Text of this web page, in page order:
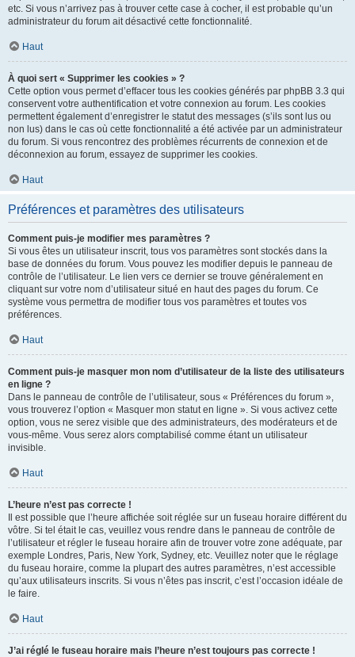
etc. Si vous n’arrivez pas à trouver cette case à cocher, il est probable qu’un
administrateur du forum ait désactivé cette fonctionnalité.
Haut
À quoi sert « Supprimer les cookies » ?
Cette option vous permet d’effacer tous les cookies générés par phpBB 3.3 qui
conservent votre authentification et votre connexion au forum. Les cookies
permettent également d’enregistrer le statut des messages (s’ils sont lus ou
non lus) dans le cas où cette fonctionnalité a été activée par un administrateur
du forum. Si vous rencontrez des problèmes récurrents de connexion et de
déconnexion au forum, essayez de supprimer les cookies.
Haut
Préférences et paramètres des utilisateurs
Comment puis-je modifier mes paramètres ?
Si vous êtes un utilisateur inscrit, tous vos paramètres sont stockés dans la
base de données du forum. Vous pouvez les modifier depuis le panneau de
contrôle de l’utilisateur. Le lien vers ce dernier se trouve généralement en
cliquant sur votre nom d’utilisateur situé en haut des pages du forum. Ce
système vous permettra de modifier tous vos paramètres et toutes vos
préférences.
Haut
Comment puis-je masquer mon nom d’utilisateur de la liste des utilisateurs
en ligne ?
Dans le panneau de contrôle de l’utilisateur, sous « Préférences du forum »,
vous trouverez l’option « Masquer mon statut en ligne ». Si vous activez cette
option, vous ne serez visible que des administrateurs, des modérateurs et de
vous-même. Vous serez alors comptabilisé comme étant un utilisateur
invisible.
Haut
L’heure n’est pas correcte !
Il est possible que l’heure affichée soit réglée sur un fuseau horaire différent du
vôtre. Si tel était le cas, veuillez vous rendre dans le panneau de contrôle de
l’utilisateur et régler le fuseau horaire afin de trouver votre zone adéquate, par
exemple Londres, Paris, New York, Sydney, etc. Veuillez noter que le réglage
du fuseau horaire, comme la plupart des autres paramètres, n’est accessible
qu’aux utilisateurs inscrits. Si vous n’êtes pas inscrit, c’est l’occasion idéale de
le faire.
Haut
J’ai réglé le fuseau horaire mais l’heure n’est toujours pas correcte !